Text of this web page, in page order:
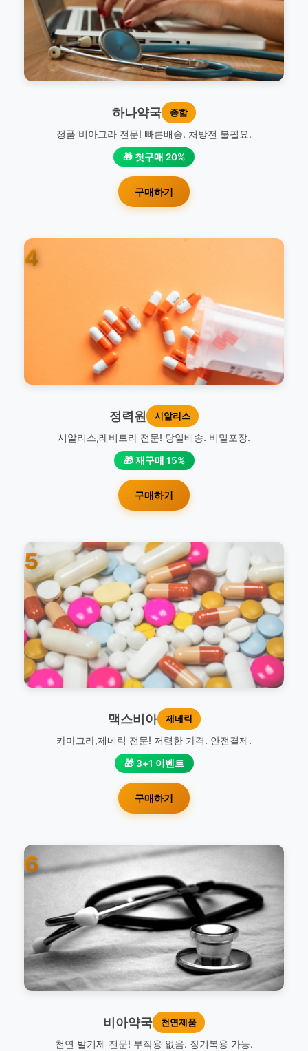
하나약국 종합
정품 비아그라 전문! 빠른배송. 처방전 불필요.
🎁 첫구매 20%
구매하기
4
정력원 시알리스
시알리스,레비트라 전문! 당일배송. 비밀포장.
🎁 재구매 15%
구매하기
5
맥스비아 제네릭
카마그라,제네릭 전문! 저렴한 가격. 안전결제.
🎁 3+1 이벤트
구매하기
6
비아약국 천연제품
천연 발기제 전문! 부작용 없음. 장기복용 가능.